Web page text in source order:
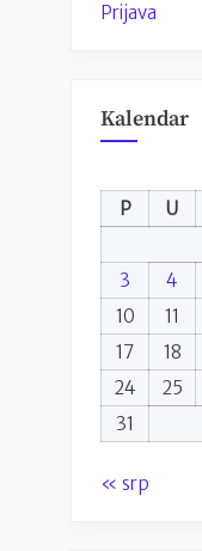
Prijava
Kalendar
P
U
3
4
10
11
17
18
24
25
31
« srp